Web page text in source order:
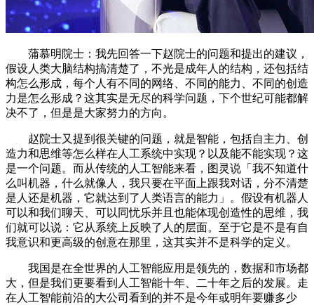
蒲慕明院士：我先回答一下赵院士的问题和提出的建议，
假设人类大脑结构搞清楚了，不光是成年人的结构，还包括结
构怎么形成，每个人有不同的网络、不同的能力、不同的创造
力是怎么形成？这其实是无尽的科学问题，下个世纪可能都解
决不了，但是是大家努力的方向。
赵院士又提到很关键的问题，就是智能，包括自主力、创
造力和思维等怎么样在人工系统中实现？以及能不能实现？这
是一个问题。而从传统的人工智能来看，图灵说「我不知道什
么叫机器，什么就像人，我只要在平面上跟我对话，分不清楚
是人还是机器，它就达到了人类语言的能力」。假设有机器人
可以和我们聊天、可以同忧乐并且也能体现创造性的思维，我
们就可以说：它从系统上反映了人的层面。至于它是不是有自
我意识和更高级的创意在那里，这其实并不是科学的定义。
我国是在全世界的人工智能应用是领先的，数据和市场都
大，但是我们更要看到人工智能十年、二十年之后的发展。走
在人工智能前沿的大公司看到的并不是今年或明年要赚多少